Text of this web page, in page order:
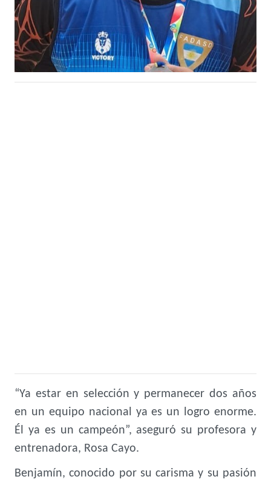
“Ya estar en selección y permanecer dos años
en un equipo nacional ya es un logro enorme.
Él ya es un campeón”, aseguró su profesora y
entrenadora, Rosa Cayo.
Benjamín, conocido por su carisma y su pasión